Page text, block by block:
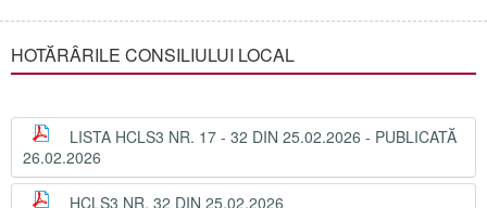
HOTĂRÂRILE CONSILIULUI LOCAL
LISTA HCLS3 NR. 17 - 32 DIN 25.02.2026 - PUBLICATĂ
26.02.2026
HCLS3 NR. 32 DIN 25.02.2026